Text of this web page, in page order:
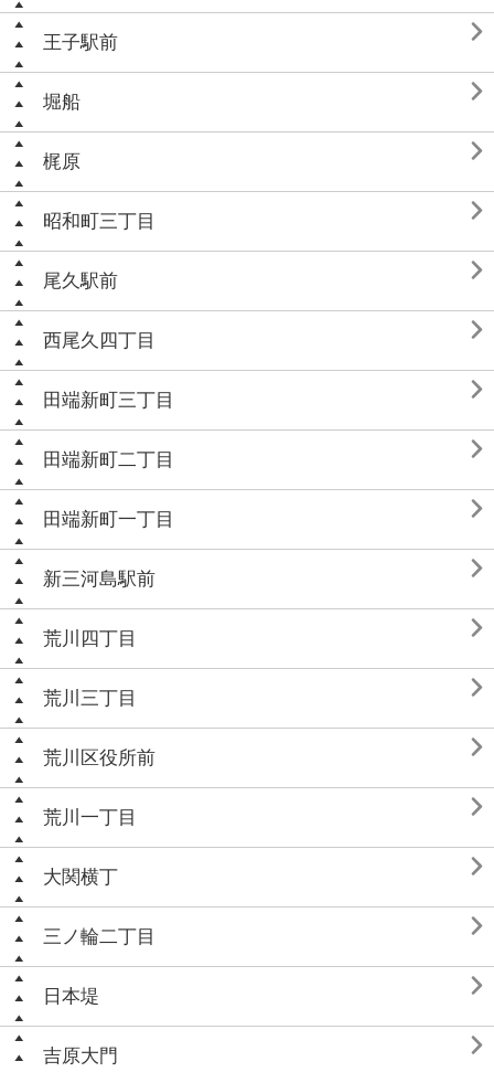
王子駅前 
堀船 
梶原 
昭和町三丁目 
尾久駅前 
西尾久四丁目 
田端新町三丁目 
田端新町二丁目 
田端新町一丁目 
新三河島駅前 
荒川四丁目 
荒川三丁目 
荒川区役所前 
荒川一丁目 
大関横丁 
三ノ輪二丁目 
日本堤 
吉原大門 